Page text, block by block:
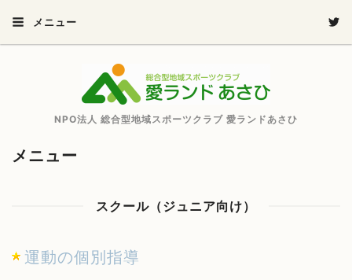
メニュー
NPO法人 総合型地域スポーツクラブ 愛ランドあさひ
メニュー
スクール（ジュニア向け）
運動の個別指導